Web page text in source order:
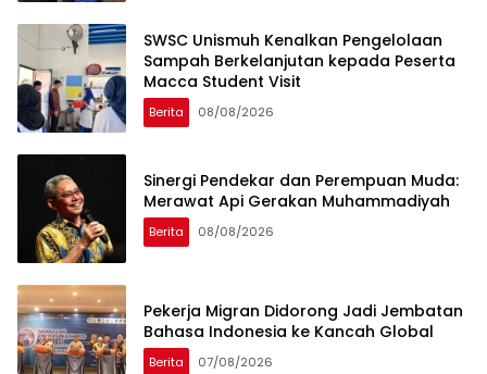
SWSC Unismuh Kenalkan Pengelolaan
Sampah Berkelanjutan kepada Peserta
Macca Student Visit
Berita 08/08/2026
Sinergi Pendekar dan Perempuan Muda:
Merawat Api Gerakan Muhammadiyah
Berita 08/08/2026
Pekerja Migran Didorong Jadi Jembatan
Bahasa Indonesia ke Kancah Global
Berita 07/08/2026